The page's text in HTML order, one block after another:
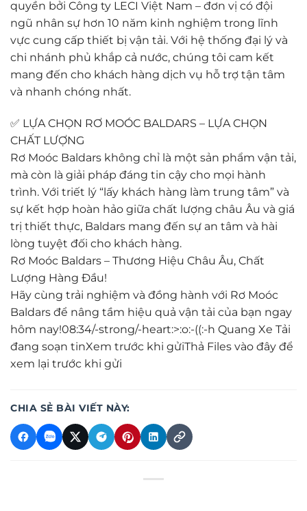
quyền bởi Công ty LECI Việt Nam – đơn vị có đội
ngũ nhân sự hơn 10 năm kinh nghiệm trong lĩnh
vực cung cấp thiết bị vận tải. Với hệ thống đại lý và
chi nhánh phủ khắp cả nước, chúng tôi cam kết
mang đến cho khách hàng dịch vụ hỗ trợ tận tâm
và nhanh chóng nhất.
✅ LỰA CHỌN RƠ MOÓC BALDARS – LỰA CHỌN
CHẤT LƯỢNG
Rơ Moóc Baldars không chỉ là một sản phẩm vận tải,
mà còn là giải pháp đáng tin cậy cho mọi hành
trình. Với triết lý “lấy khách hàng làm trung tâm” và
sự kết hợp hoàn hảo giữa chất lượng châu Âu và giá
trị thiết thực, Baldars mang đến sự an tâm và hài
lòng tuyệt đối cho khách hàng.
Rơ Moóc Baldars – Thương Hiệu Châu Âu, Chất
Lượng Hàng Đầu!
Hãy cùng trải nghiệm và đồng hành với Rơ Moóc
Baldars để nâng tầm hiệu quả vận tải của bạn ngay
hôm nay!08:34/-strong/-heart:>:o:-((:-h Quang Xe Tải
đang soạn tinXem trước khi gửiThả Files vào đây để
xem lại trước khi gửi
CHIA SẺ BÀI VIẾT NÀY: